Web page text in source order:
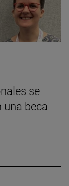
se
una beca